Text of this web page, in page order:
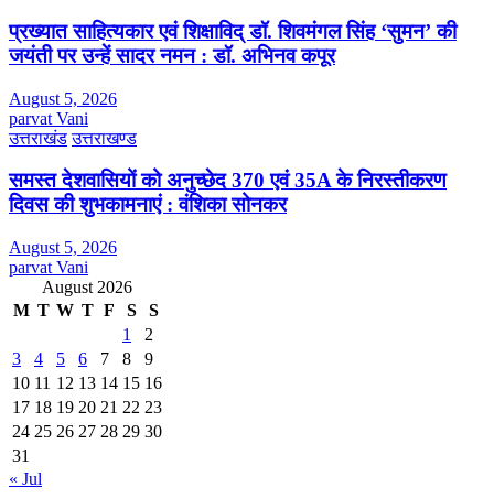
प्रख्यात साहित्यकार एवं शिक्षाविद् डॉ. शिवमंगल सिंह ‘सुमन’ की
जयंती पर उन्हें सादर नमन : डॉ. अभिनव कपूर
August 5, 2026
parvat Vani
उत्तराखंड उत्तराखण्ड
समस्त देशवासियों को अनुच्छेद 370 एवं 35A के निरस्तीकरण
दिवस की शुभकामनाएं : वंशिका सोनकर
August 5, 2026
parvat Vani
August 2026
M T W T F S
S
1
2
3
4 5 6 7 8
9
10 11 12 13 14 15 16
17 18 19 20 21 22 23
24 25 26 27 28 29 30
31
« Jul